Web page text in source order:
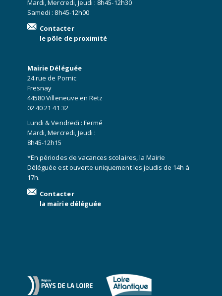
Mardi, Mercredi, Jeudi : 8h45-12h30
Samedi : 8h45-12h00
Contacter
le pôle de proximité
Mairie Déléguée
24 rue de Pornic
Fresnay
44580 Villeneuve en Retz
02 40 21 41 32
Lundi & Vendredi : Fermé
Mardi, Mercredi, Jeudi :
8h45-12h15
*En périodes de vacances scolaires, la Mairie
Déléguée est ouverte uniquement les jeudis de 14h à
17h.
Contacter
la mairie déléguée